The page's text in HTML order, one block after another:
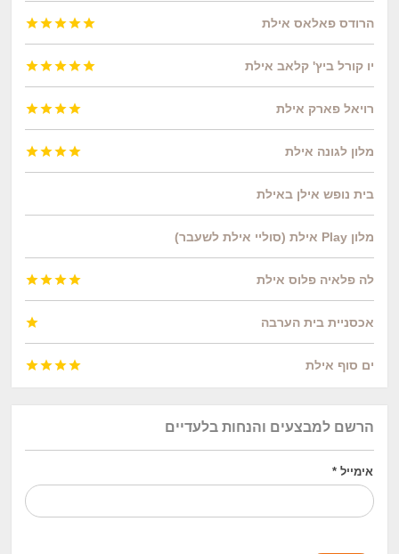
הרשם למבצעים והנחות בלעדיים
אימייל*
הרודס פאלאס אילת 




יו קורל ביץ' קלאב אילת 




רויאל פארק אילת 



מלון לגונה אילת 



בית נופש אילן באילת
מלון Play אילת (סוליי אילת לשעבר)
לה פלאיה פלוס אילת 



אכסניית בית הערבה 
ים סוף אילת 


